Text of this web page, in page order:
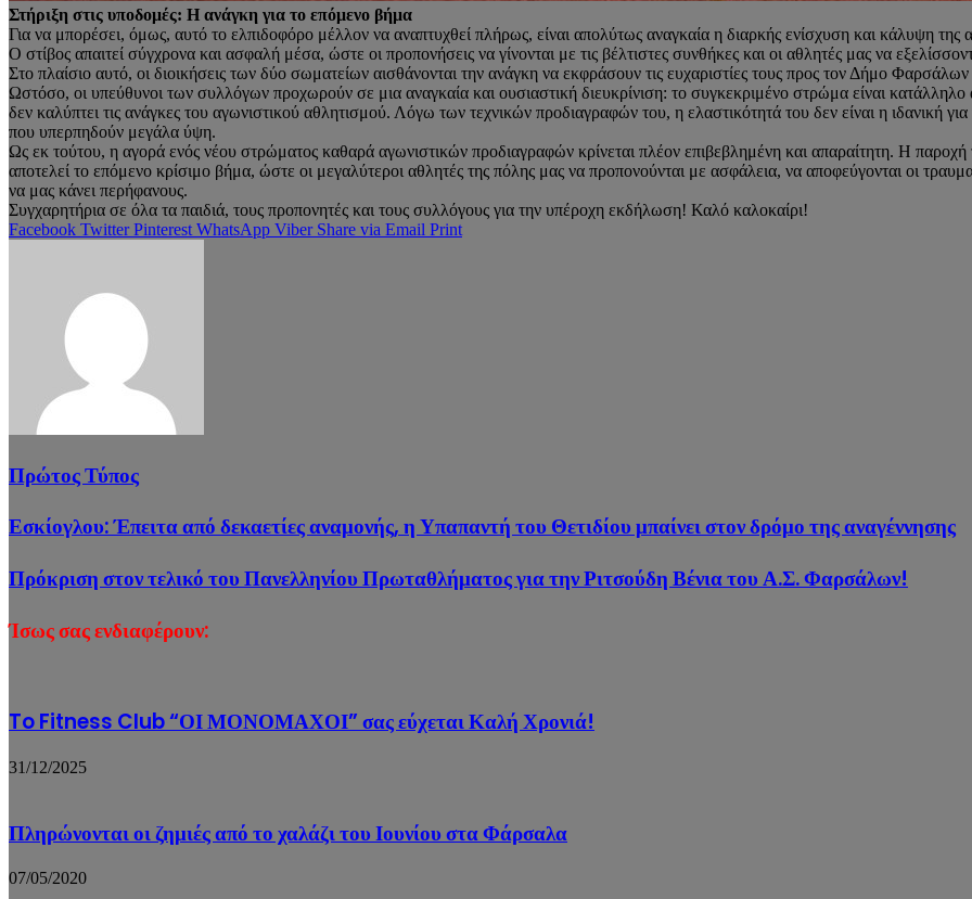
Στήριξη στις υποδομές: Η ανάγκη για το επόμενο βήμα
Για να μπορέσει, όμως, αυτό το ελπιδοφόρο μέλλον να αναπτυχθεί πλήρως, είναι απολύτως αναγκαία η διαρκής ενίσχυση και κάλυψη
Ο στίβος απαιτεί σύγχρονα και ασφαλή μέσα, ώστε οι προπονήσεις να γίνονται με τις βέλτιστες συνθήκες και οι αθλητές μας να
Στο πλαίσιο αυτό, οι διοικήσεις των δύο σωματείων αισθάνονται την ανάγκη να εκφράσουν τις ευχαριστίες τους προς τον Δήμο
Ωστόσο, οι υπεύθυνοι των συλλόγων προχωρούν σε μια αναγκαία και ουσιαστική διευκρίνιση: το συγκεκριμένο στρώμα είναι κατάλληλο
δεν καλύπτει τις ανάγκες του αγωνιστικού αθλητισμού. Λόγω των τεχνικών προδιαγραφών του, η ελαστικότητά του δεν είναι η ιδανική
που υπερπηδούν μεγάλα ύψη.
Ως εκ τούτου, η αγορά ενός νέου στρώματος καθαρά αγωνιστικών προδιαγραφών κρίνεται πλέον επιβεβλημένη και απαραίτητη. Η
αποτελεί το επόμενο κρίσιμο βήμα, ώστε οι μεγαλύτεροι αθλητές της πόλης μας να προπονούνται με ασφάλεια, να αποφεύγονται οι
να μας κάνει περήφανους.
Συγχαρητήρια σε όλα τα παιδιά, τους προπονητές και τους συλλόγους για την υπέροχη εκδήλωση! Καλό καλοκαίρι!
Facebook Twitter Pinterest WhatsApp Viber Share via Email Print
Πρώτος Τύπος
Εσκίογλου: Έπειτα από δεκαετίες αναμονής, η Υπαπαντή του Θετιδίου μπαίνει στον δρόμο της αναγέννησης
Πρόκριση στον τελικό του Πανελληνίου Πρωταθλήματος για την Ριτσούδη Βένια του Α.Σ. Φαρσάλων!
Ίσως σας ενδιαφέρουν:
To Fitness Club “ΟΙ ΜΟΝΟΜΑΧΟΙ” σας εύχεται Καλή Χρονιά!
31/12/2025
Πληρώνονται οι ζημιές από το χαλάζι του Ιουνίου στα Φάρσαλα
07/05/2020